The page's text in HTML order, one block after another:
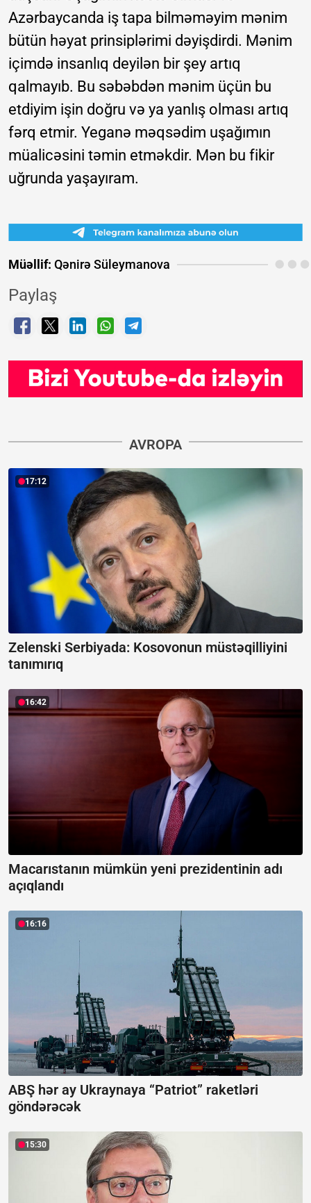
Azərbaycanda iş tapa bilməməyim mənim
bütün həyat prinsiplərimi dəyişdirdi. Mənim
içimdə insanlıq deyilən bir şey artıq
qalmayıb. Bu səbəbdən mənim üçün bu
etdiyim işin doğru və ya yanlış olması artıq
fərq etmir. Yeganə məqsədim uşağımın
müalicəsini təmin etməkdir. Mən bu fikir
uğrunda yaşayıram.
Müəllif: Qənirə Süleymanova
Paylaş
AVROPA
17:12
Zelenski Serbiyada: Kosovonun müstəqilliyini
tanımırıq
16:42
Macarıstanın mümkün yeni prezidentinin adı
açıqlandı
16:16
ABŞ hər ay Ukraynaya “Patriot” raketləri
göndərəcək
15:30